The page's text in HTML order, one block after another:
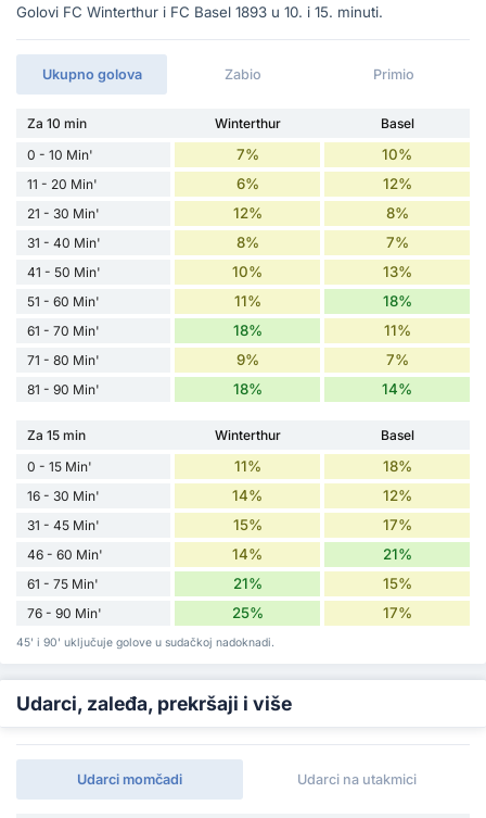
Golovi FC Winterthur i FC Basel 1893 u 10. i 15. minuti.
Ukupno golova Zabio Primio
Za 10 min Winterthur
Basel
0 - 10 Min'
7% 10%
11 - 20 Min' 6% 12%
21 - 30 Min' 12% 8%
31 - 40 Min' 8% 7%
41 - 50 Min' 10% 13%
51 - 60 Min' 11% 18%
61 - 70 Min' 18% 11%
71 - 80 Min' 9% 7%
81 - 90 Min' 18% 14%
Za 15 min Winterthur
Basel
0 - 15 Min'
11% 18%
16 - 30 Min' 14% 12%
31 - 45 Min' 15% 17%
46 - 60 Min' 14% 21%
61 - 75 Min' 21% 15%
76 - 90 Min' 25% 17%
45' i 90' uključuje golove u sudačkoj nadoknadi.
Udarci, zaleđa, prekršaji i više
Udarci momčadi Udarci na utakmici